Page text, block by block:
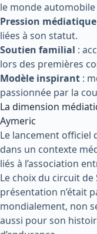
le monde
Pression médiatique
liées à son statut.
Soutien familial :
lors des premières
Modèle inspirant :
passionnée par la
La dimension
Aymeric
Le lancement officiel
dans un contexte
liés à l’association
Le choix du circuit
présentation n’était
mondialement, non
aussi pour son